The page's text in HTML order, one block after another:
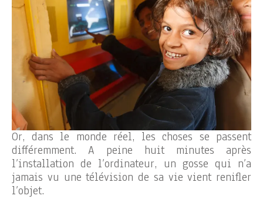
Or, dans le monde réel, les choses se passent
différemment. A peine huit minutes après
l’installation de l’ordinateur, un gosse qui n’a
jamais vu une télévision de sa vie vient renifler
l’objet.